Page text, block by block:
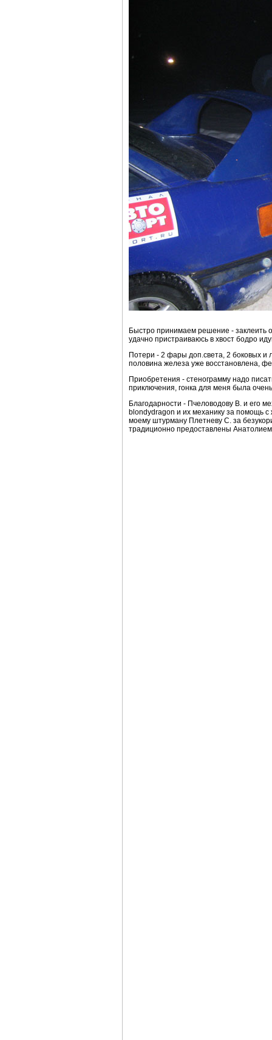
Быстро принимаем решение - заклеить
удачно пристраиваюсь в хвост бодро
Потери - 2 фары доп.света, 2 боковых
половина железа уже восстановлена,
Приобретения - стенограмму надо
приключения, гонка для меня была
Благодарности - Пчеловодову В. и его
blondydragon и их механику за помощь с
моему штурману Плетневу С. за
традиционно предоставлены